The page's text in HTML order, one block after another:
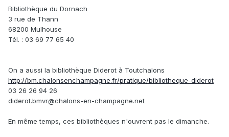
Bibliothèque du Dornach
3 rue de Thann
68200 Mulhouse
Tél. : 03 69 77 65 40
On a aussi la bibliothèque Diderot à Toutchalons
http://bm.chalonsenchampagne.fr/pratique/bibliotheque-diderot
03 26 26 94 26
diderot.bmvr@chalons-en-champagne.net
En même temps, ces bibliothèques n'ouvrent pas le dimanche.